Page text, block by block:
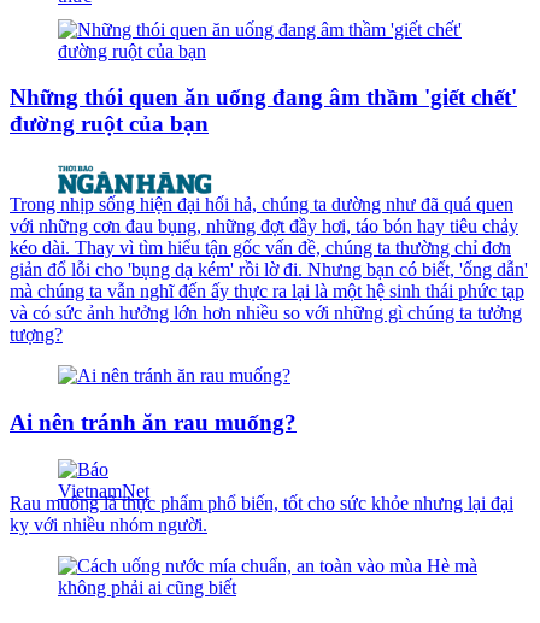
Những thói quen ăn uống đang âm thầm 'giết chết'
đường ruột của bạn
Trong nhịp sống hiện đại hối hả, chúng ta dường như đã quá quen
với những cơn đau bụng, những đợt đầy hơi, táo bón hay tiêu chảy
kéo dài. Thay vì tìm hiểu tận gốc vấn đề, chúng ta thường chỉ đơn
giản đổ lỗi cho 'bụng dạ kém' rồi lờ đi. Nhưng bạn có biết, 'ống dẫn'
mà chúng ta vẫn nghĩ đến ấy thực ra lại là một hệ sinh thái phức tạp
và có sức ảnh hưởng lớn hơn nhiều so với những gì chúng ta tưởng
tượng?
Ai nên tránh ăn rau muống?
Rau muống là thực phẩm phổ biến, tốt cho sức khỏe nhưng lại đại
kỵ với nhiều nhóm người.